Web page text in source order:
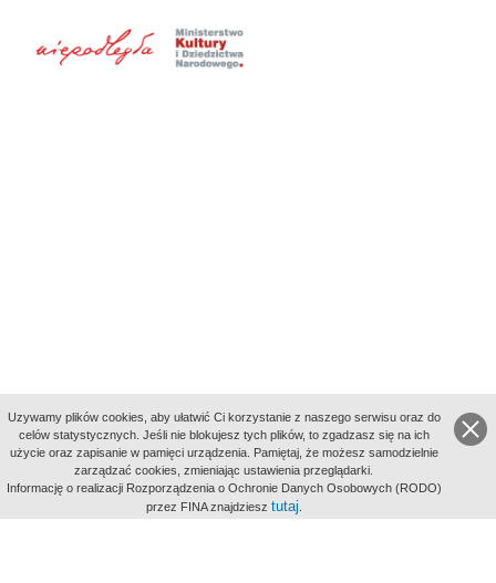
aktywności
Uzywamy plików cookies, aby ułatwić Ci korzystanie z naszego serwisu oraz do
celów statystycznych. Jeśli nie blokujesz tych plików, to zgadzasz się na ich
użycie oraz zapisanie w pamięci urządzenia. Pamiętaj, że możesz samodzielnie
zarządzać cookies, zmieniając ustawienia przeglądarki.
Informację o realizacji Rozporządzenia o Ochronie Danych Osobowych (RODO)
przez FINA znajdziesz tutaj